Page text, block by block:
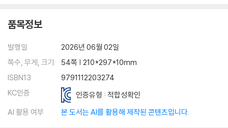
품목정보
발행일
2026년 06월 02일
쪽수, 무게, 크기
54쪽 | 210*297*10mm
ISBN13
9791112203274
KC인증
인증유형 : 적합성확인
AI 활용 여부
본 도서는 AI를 활용해 제작된 콘텐츠입니다.